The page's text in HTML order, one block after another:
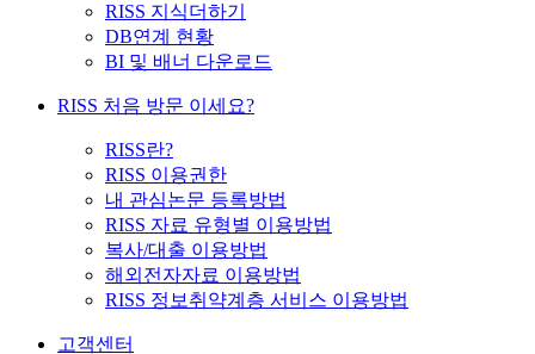
RISS 지식더하기
DB연계 현황
BI 및 배너 다운로드
RISS 처음 방문 이세요?
RISS란?
RISS 이용권한
내 관심논문 등록방법
RISS 자료 유형별 이용방법
복사/대출 이용방법
해외전자자료 이용방법
RISS 정보취약계층 서비스 이용방법
고객센터